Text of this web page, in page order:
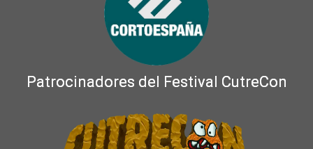
Patrocinadores del Festival CutreCon